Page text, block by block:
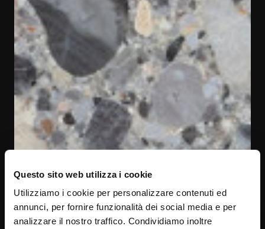
Questo sito web utilizza i cookie
Utilizziamo i cookie per personalizzare contenuti ed
annunci, per fornire funzionalità dei social media e per
analizzare il nostro traffico. Condividiamo inoltre